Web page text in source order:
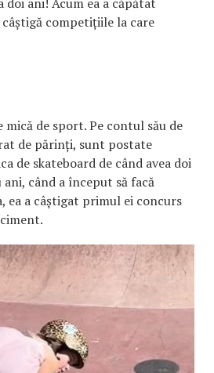
competițiile la care
mică de sport. Pe contul său de
de părinți, sunt postate
de skateboard de când avea doi
când a început să facă
ea a câștigat primul ei concurs